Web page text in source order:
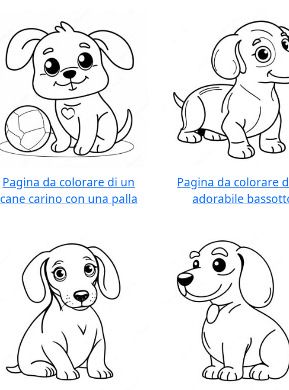
Pagina da colorare di un
cane carino con una palla
Pagina da colorare
adorabile